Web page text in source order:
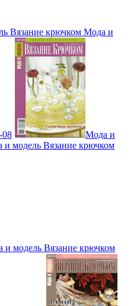
Вязание крючком Мода и
08
Мода и
модель Вязание крючком
и модель Вязание крючком